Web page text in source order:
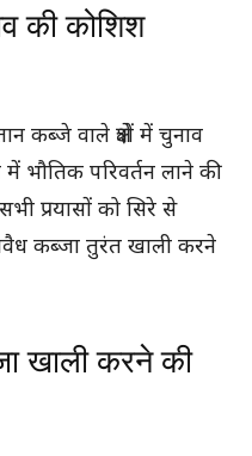
की कोशिश
कब्जे वाले क्षेत्रों में चुनाव
भौतिक परिवर्तन लाने की
प्रयासों को सिरे से
कब्जा तुरंत खाली करने
खाली करने की